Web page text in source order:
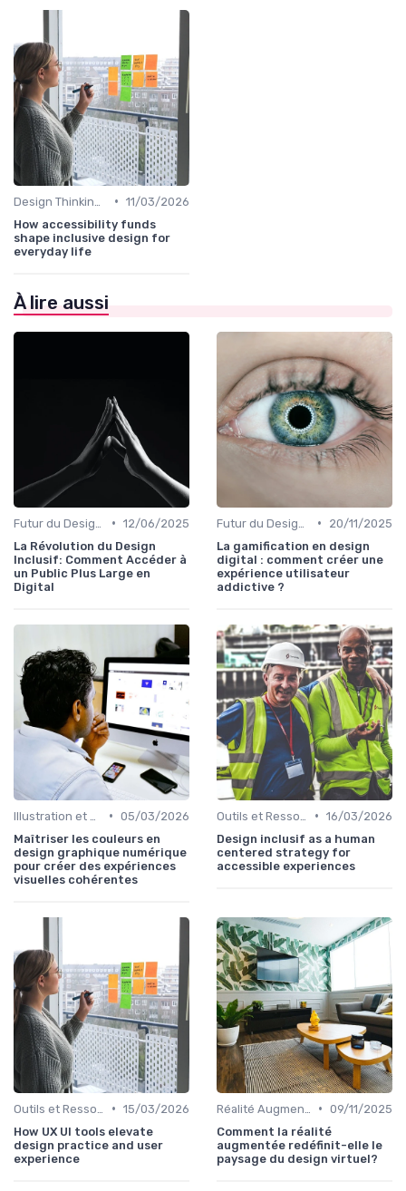
• 11/03/2026
How accessibility funds
shape inclusive design for
everyday life
À lire aussi
• 12/06/2025
La Révolution du Design
Inclusif: Comment Accéder à
un Public Plus Large en
Digital
•
20/11/2025
La gamification en design
digital : comment créer une
expérience utilisateur
addictive ?
• 05/03/2026
Maîtriser les couleurs en
design graphique numérique
pour créer des expériences
visuelles cohérentes
• 16/03/2026
Design inclusif as a human
centered strategy for
accessible experiences
• 15/03/2026
How UX UI tools elevate
design practice and user
experience
• 09/11/2025
Comment la réalité
augmentée redéfinit-elle le
paysage du design virtuel?